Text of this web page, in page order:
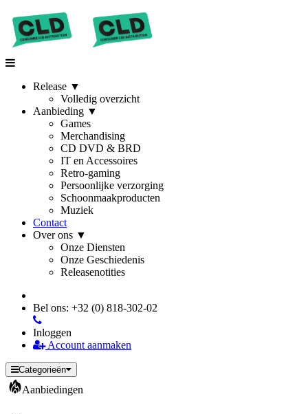
Release ▼
Volledig overzicht
Aanbieding ▼
Games
Merchandising
CD DVD & BRD
IT en Accessoires
Retro-gaming
Persoonlijke verzorging
Schoonmaakproducten
Muziek
Contact
Over ons ▼
Onze Diensten
Onze Geschiedenis
Releasenotities
Bel ons: +32 (0) 818-302-02
Inloggen
Account aanmaken
Categorieën
Aanbiedingen